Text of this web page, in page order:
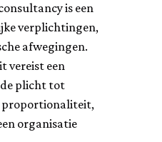
is een
verplichtingen,
afwegingen.
vereist een
plicht tot
proportionaliteit,
organisatie